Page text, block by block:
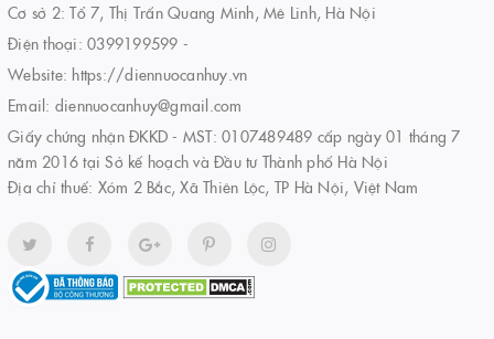
Cơ sở 2: Tổ 7, Thị Trấn Quang Minh, Mê Linh, Hà Nội
Điện thoại: 0399199599 -
Website: https://diennuocanhuy.vn
Email: diennuocanhuy@gmail.com
Giấy chứng nhận ĐKKD - MST: 0107489489 cấp ngày 01 tháng 7
năm 2016 tại Sở kế hoạch và Đầu tư Thành phố Hà Nội
Địa chỉ thuế: Xóm 2 Bắc, Xã Thiên Lộc, TP Hà Nội, Việt Nam